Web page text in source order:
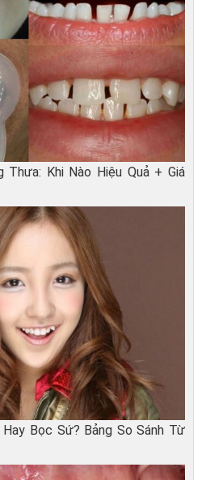
Thưa: Khi Nào Hiệu Quả + Giá
Hay Bọc Sứ? Bảng So Sánh Từ